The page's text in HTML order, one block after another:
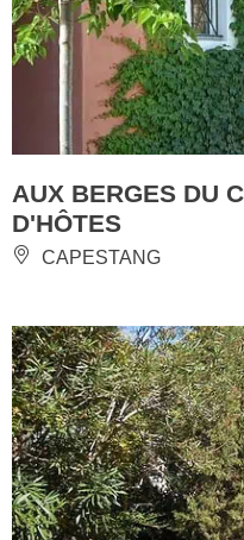
AUX BERGES DU
D'HÔTES
CAPESTANG